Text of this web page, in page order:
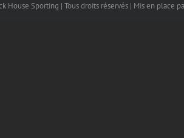
House Sporting | Tous droits réservés | Mis en place